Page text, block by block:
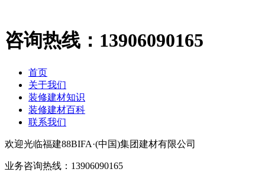
咨询热线： 13906090165
首页
关于我们
装修建材知识
装修建材百科
联系我们
欢迎光临福建88BIFA·(中国)集团建材有限公司
业务咨询热线： 13906090165